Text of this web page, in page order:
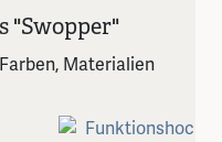
"Swopper"
Materialien